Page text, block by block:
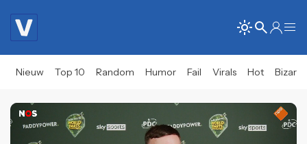
Nieuw Top 10 Random Humor Fail Virals Hot Bizar